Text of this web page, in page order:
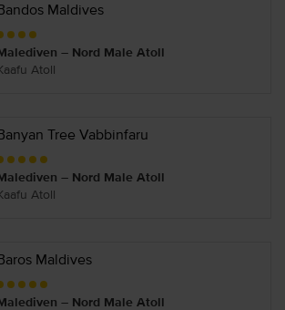
Maldives
– Nord Male Atoll
Atoll
Tree Vabbinfaru
– Nord Male Atoll
Atoll
Maldives
– Nord Male Atoll